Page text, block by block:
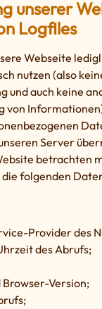
unserer
Logfiles
Webseite
nutzen (also
und auch keine
von
Server
betrachten
folgenden
Provider des
des Abrufs;
Browser-Version;